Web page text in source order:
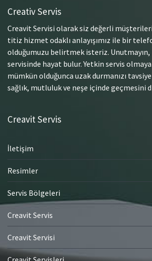
Creativ Servis
Creavit Servisi olarak siz değerli
titiz hizmet odaklı anlayışımız ile bir
olduğumuzu belirtmek isteriz. Unutmayın,
servisinde hayat bulur. Yetkin servis
mümkün olduğunca uzak durmanızı
sağlık, mutluluk ve neşe içinde geçmesini
Creavit Servis
İletişim
Resimler
Servis Bölgeleri
Creavit Servis
Creavit Servisi